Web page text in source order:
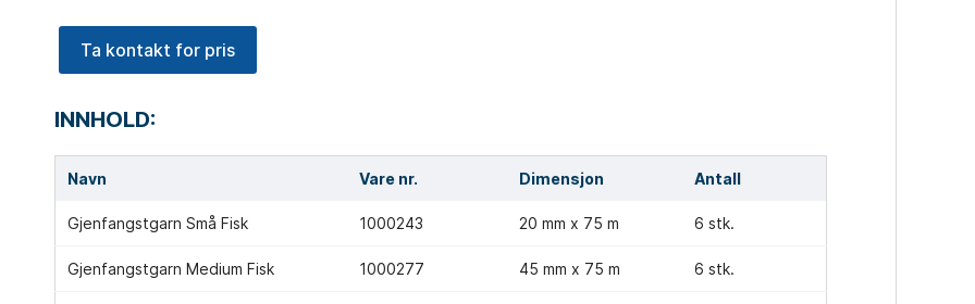
Ta kontakt for pris
INNHOLD:
Navn Vare nr. Dimensjon Antall
Gjenfangstgarn Små Fisk 1000243 20 mm x 75 m 6 stk.
Gjenfangstgarn Medium Fisk 1000277 45 mm x 75 m 6 stk.